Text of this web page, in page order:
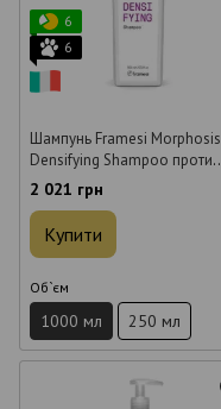
6
6
Шампунь Framesi Morphosis
Densifying Shampoo проти
випадіння волосся 1 л
2 021 грн
Купити
Об`єм
1000 мл 250 мл